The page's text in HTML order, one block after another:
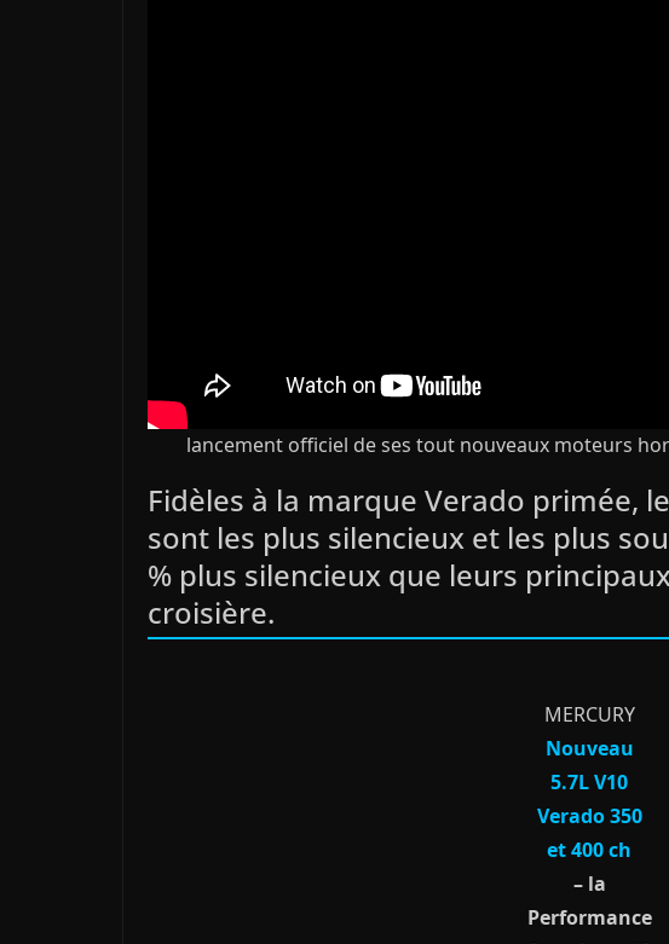
lancement officiel de ses tout nouveaux moteurs
Fidèles à la marque Verado primée,
sont les plus silencieux et les plus
% plus silencieux que leurs
croisière.
MERCURY
Nouveau
5.7L V10
Verado 350
et 400 ch
– la
Performance